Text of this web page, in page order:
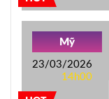
Mỹ
23/03/2026
14h00